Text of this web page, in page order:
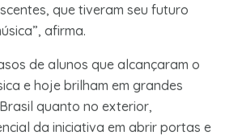
que tiveram seu futuro
afirma.
de alunos que alcançaram o
e hoje brilham em grandes
quanto no exterior,
da iniciativa em abrir portas e